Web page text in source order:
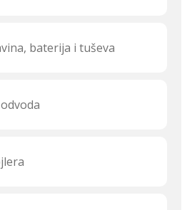
baterija i tuševa